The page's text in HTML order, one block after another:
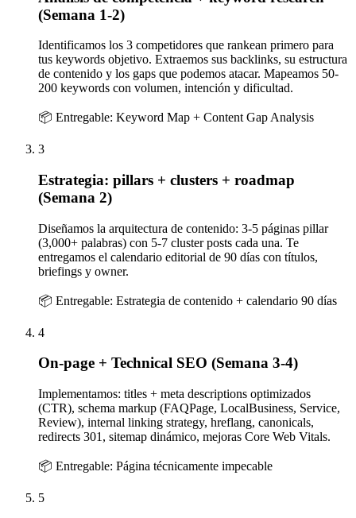
(Semana 1-2)
Identificamos los 3 competidores que rankean primero para
tus keywords objetivo. Extraemos sus backlinks, su estructura
de contenido y los gaps que podemos atacar. Mapeamos 50-
200 keywords con volumen, intención y dificultad.
📦 Entregable: Keyword Map + Content Gap Analysis
3
Estrategia: pillars + clusters + roadmap
(Semana 2)
Diseñamos la arquitectura de contenido: 3-5 páginas pillar
(3,000+ palabras) con 5-7 cluster posts cada una. Te
entregamos el calendario editorial de 90 días con títulos,
briefings y owner.
📦 Entregable: Estrategia de contenido + calendario 90 días
4
On-page + Technical SEO (Semana 3-4)
Implementamos: titles + meta descriptions optimizados
(CTR), schema markup (FAQPage, LocalBusiness, Service,
Review), internal linking strategy, hreflang, canonicals,
redirects 301, sitemap dinámico, mejoras Core Web Vitals.
📦 Entregable: Página técnicamente impecable
5